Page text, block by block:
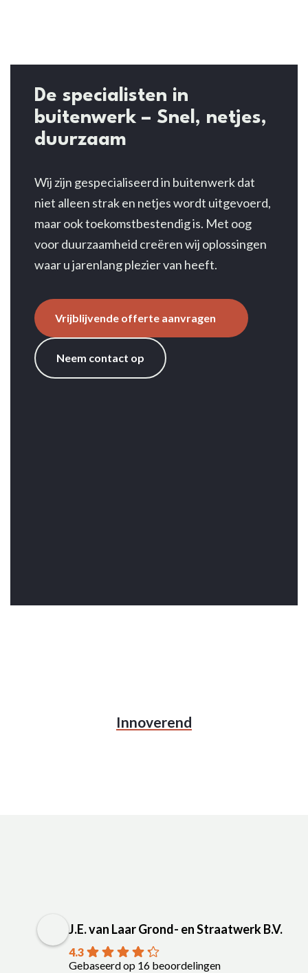
Scherpenzeel
De specialisten in
buitenwerk – Snel, netjes,
duurzaam
Wij zijn gespecialiseerd in buitenwerk dat
niet alleen strak en netjes wordt uitgevoerd,
maar ook toekomstbestendig is. Met oog
voor duurzaamheid creëren wij oplossingen
waar u jarenlang plezier van heeft.
Vrijblijvende offerte aanvragen
Neem contact op
Innoverend
J.E. van Laar Grond- en Straatwerk B.V.
4.3
Gebaseerd op 16 beoordelingen